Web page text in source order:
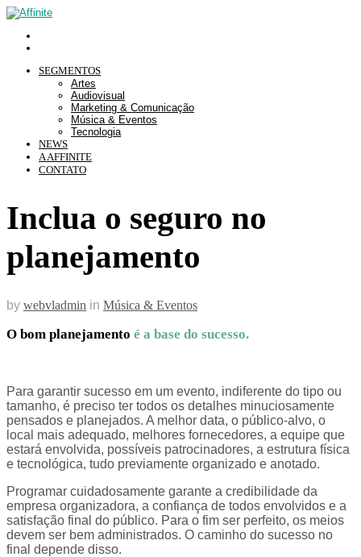
SEGMENTOS
Artes
Audiovisual
Marketing & Comunicação
Música & Eventos
Tecnologia
NEWS
A AFFINITE
CONTATO
Inclua o seguro no
planejamento
by webvladmin in Música & Eventos
O bom planejamento é a base do sucesso.
Para garantir sucesso em um evento, indiferente do tipo ou
tamanho, é preciso ter todos os detalhes minuciosamente
pensados e planejados. A melhor data, o público-alvo, o
local mais adequado, melhores fornecedores, a equipe que
estará envolvida, possíveis patrocinadores, a estrutura física
e tecnológica, tudo previamente organizado e anotado.
Programar cuidadosamente garante a credibilidade da
empresa organizadora, a confiança de todos envolvidos e a
satisfação final do público. Para o fim ser perfeito, os meios
devem ser bem administrados. O caminho do sucesso no
final depende disso.